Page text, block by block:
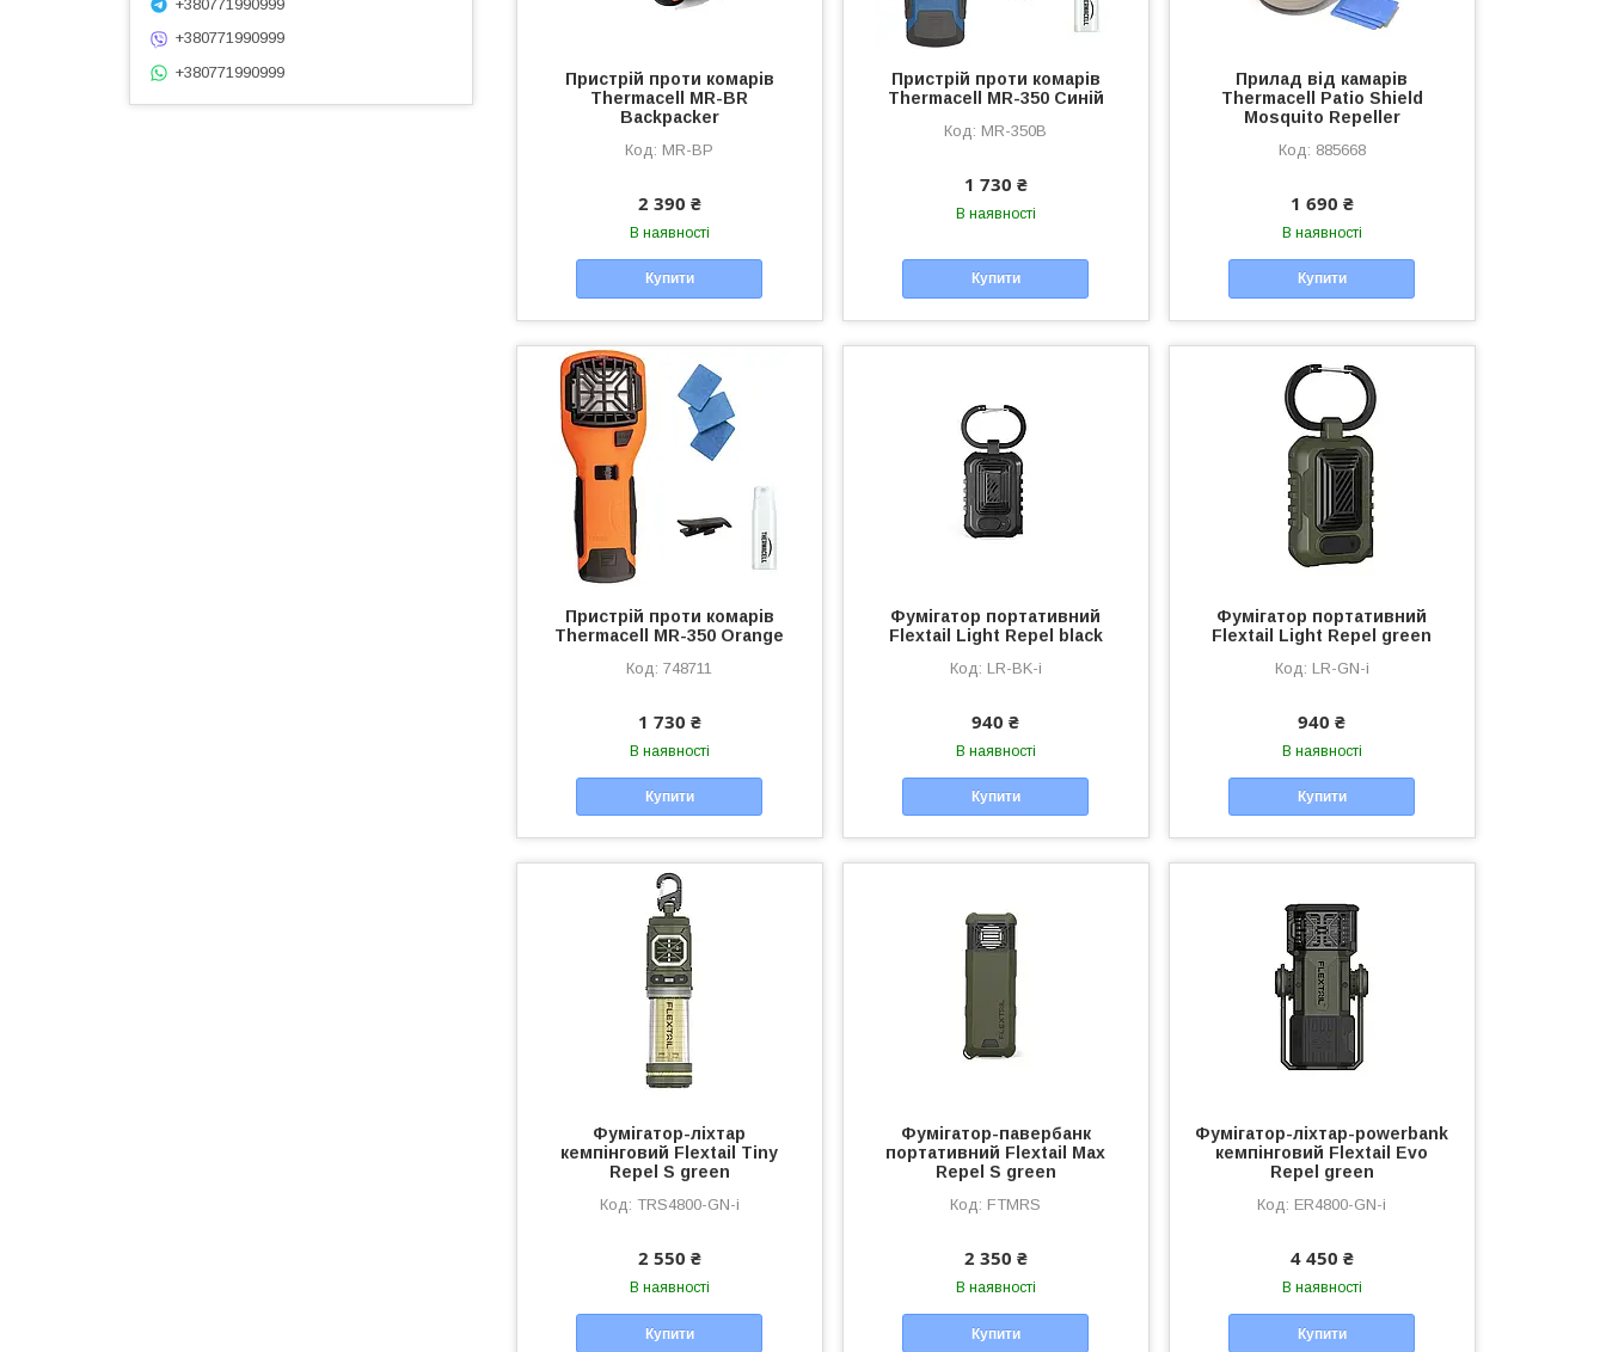
Пристрій проти комарів
Thermacell MR-BR
Backpacker
MR-BP
2 390 ₴
В наявності
Купити
Пристрій проти комарів
Thermacell MR-350 Синій
MR-350B
1 730 ₴
В наявності
Купити
Прилад від камарів
Thermacell Patio Shield
Mosquito Repeller
885668
1 690 ₴
В наявності
Купити
Пристрій проти комарів
Thermacell MR-350 Orange
748711
1 730 ₴
В наявності
Купити
Фумігатор портативний
Flextail Light Repel black
LR-BK-i
940 ₴
В наявності
Купити
Фумігатор портативний
Flextail Light Repel green
LR-GN-i
940 ₴
В наявності
Купити
Фумігатор-ліхтар
кемпінговий Flextail Tiny
Repel S green
TRS4800-GN-i
2 550 ₴
В наявності
Купити
Фумігатор-павербанк
портативний Flextail Max
Repel S green
FTMRS
2 350 ₴
В наявності
Купити
Фумігатор-ліхтар-powerbank
кемпінговий Flextail Evo
Repel green
ER4800-GN-i
4 450 ₴
В наявності
Купити
+380771990999
+380771990999
+380771990999